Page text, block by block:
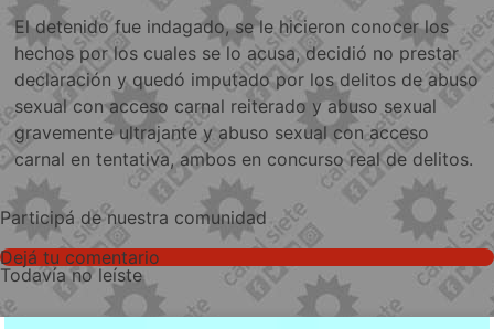
El detenido fue indagado, se le hicieron conocer los
hechos por los cuales se lo acusa, decidió no prestar
declaración y quedó imputado por los delitos de abuso
sexual con acceso carnal reiterado y abuso sexual
gravemente ultrajante y abuso sexual con acceso
carnal en tentativa, ambos en concurso real de delitos.
Participá de nuestra comunidad
Dejá tu comentario
Todavía no leíste